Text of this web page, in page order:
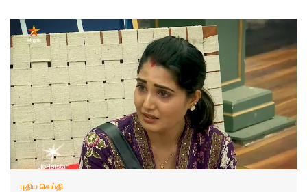
புதிய செய்தி